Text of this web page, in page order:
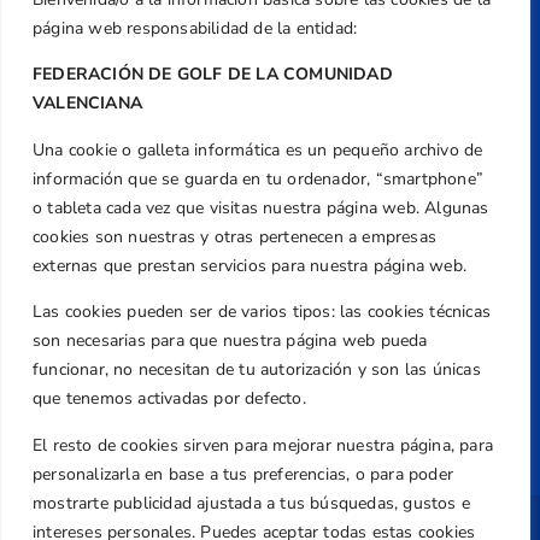
página web responsabilidad de la entidad:
FEDERACIÓN DE GOLF DE LA COMUNIDAD
VALENCIANA
Una cookie o galleta informática es un pequeño archivo de
información que se guarda en tu ordenador, “smartphone”
o tableta cada vez que visitas nuestra página web. Algunas
cookies son nuestras y otras pertenecen a empresas
externas que prestan servicios para nuestra página web.
Las cookies pueden ser de varios tipos: las cookies técnicas
son necesarias para que nuestra página web pueda
funcionar, no necesitan de tu autorización y son las únicas
que tenemos activadas por defecto.
El resto de cookies sirven para mejorar nuestra página, para
personalizarla en base a tus preferencias, o para poder
mostrarte publicidad ajustada a tus búsquedas, gustos e
intereses personales. Puedes aceptar todas estas cookies
Valencia
+34 961 367 799
federacion@golfcv.com
Aviso Legal
Política de Privacidad
Transparencia
Normativa
Federación
Revista